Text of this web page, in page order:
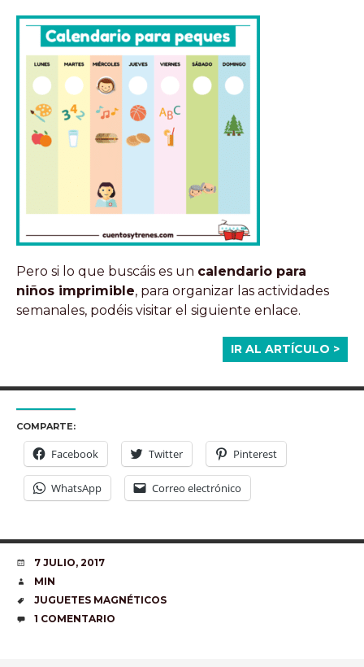
Pero si lo que buscáis es un calendario para
niños imprimible, para organizar las actividades
semanales, podéis visitar el siguiente enlace.
IR AL ARTÍCULO >
COMPARTE:
Facebook Twitter Pinterest
WhatsApp Correo electrónico
FECHA
7 JULIO, 2017
AUTOR
MIN
ETIQUETAS
JUGUETES MAGNÉTICOS
COMENTARIOS
1 COMENTARIO